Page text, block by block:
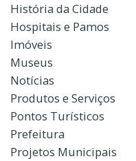
História da Cidade
Hospitais e Pamos
Imóveis
Museus
Notícias
Produtos e Serviços
Pontos Turísticos
Prefeitura
Projetos Municipais